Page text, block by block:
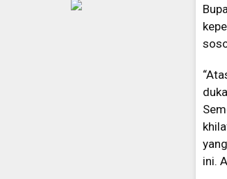
ini.